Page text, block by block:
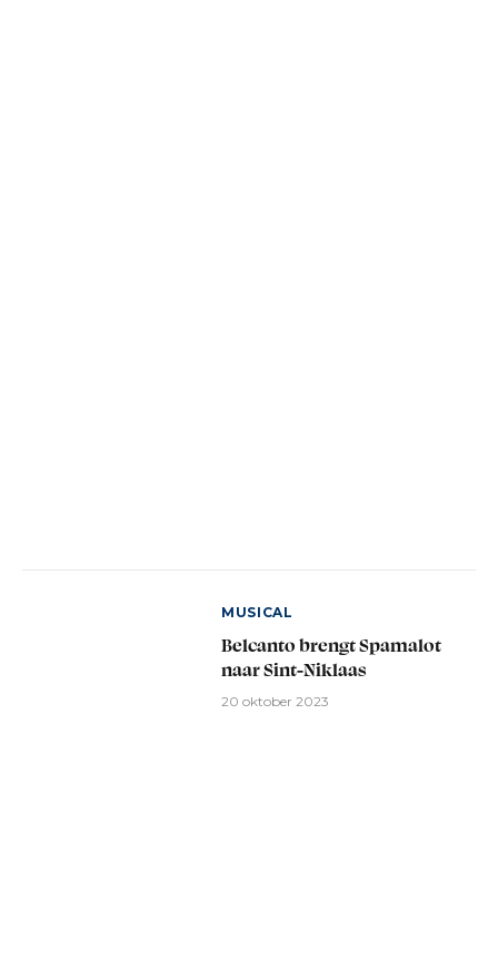
MUSICAL
Belcanto brengt Spamalot
naar Sint-Niklaas
20 oktober 2023